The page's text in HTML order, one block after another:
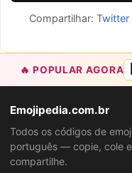
Compartilhar: Twitter
🔥 POPULAR AGORA
Emojipedia.com.br
Todos os códigos de
português — copie, cole e
compartilhe.